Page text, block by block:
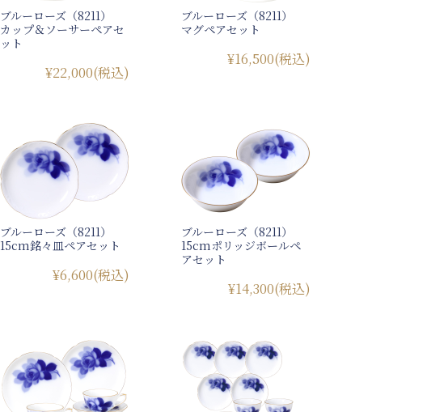
ブルーローズ（8211）
カップ＆ソーサーペアセ
ット
¥22,000(税込)
ブルーローズ（8211）
マグペアセット
¥16,500(税込)
ブルーローズ（8211）
15cm銘々皿ペアセット
¥6,600(税込)
ブルーローズ（8211）
15cmポリッジボールペ
アセット
¥14,300(税込)